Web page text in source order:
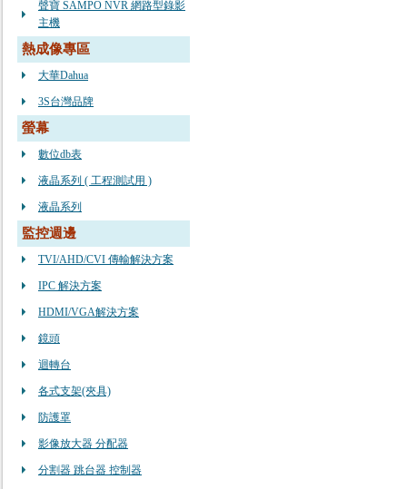
聲寶 SAMPO NVR 網路型錄影
主機
熱成像專區
大華Dahua
3S台灣品牌
螢幕
數位db表
液晶系列 ( 工程測試用 )
液晶系列
監控週邊
TVI/AHD/CVI 傳輸解決方案
IPC 解決方案
HDMI/VGA解決方案
鏡頭
迴轉台
各式支架(夾具)
防護罩
影像放大器 分配器
分割器 跳台器 控制器